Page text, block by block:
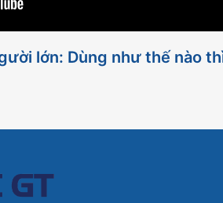
lớn: Dùng như thế nào